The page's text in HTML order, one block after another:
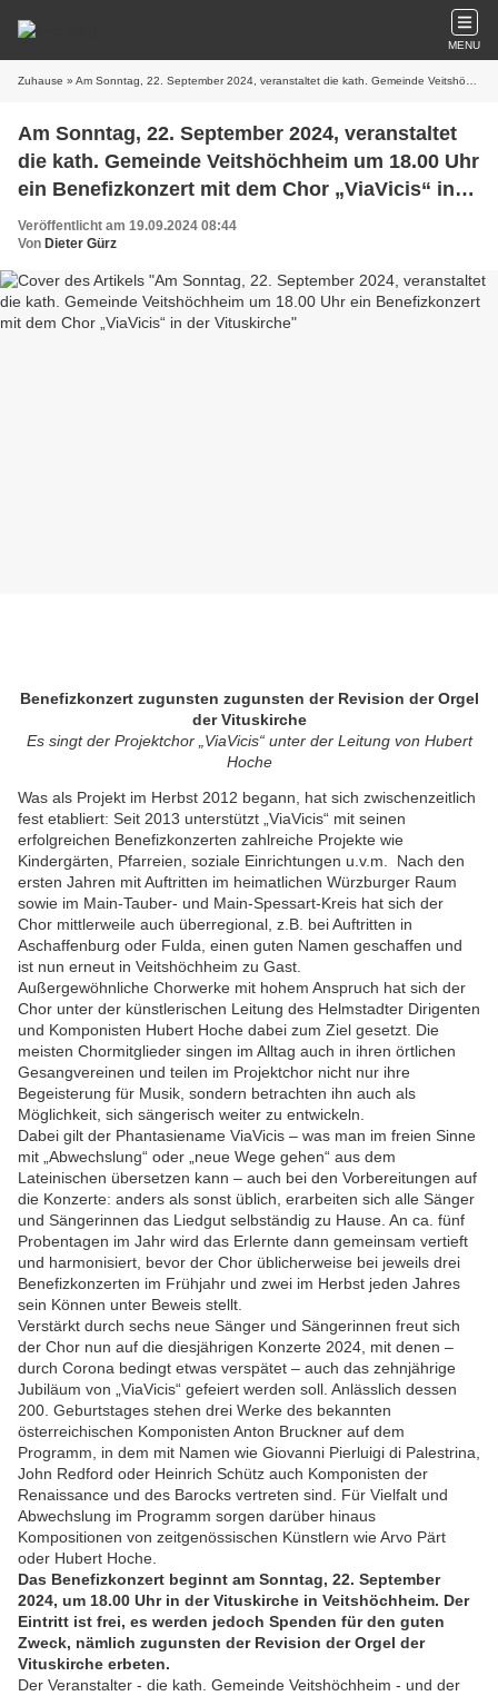
MENU
Zuhause » Am Sonntag, 22. September 2024, veranstaltet die kath. Gemeinde Veitshöchheim um 18.00 Uhr ein Benefizkonzert mit dem Chor „ViaVicis“ in der Vituskirche
Am Sonntag, 22. September 2024, veranstaltet
die kath. Gemeinde Veitshöchheim um 18.00 Uhr
ein Benefizkonzert mit dem Chor „ViaVicis“ in
der Vituskirche
Veröffentlicht am 19.09.2024 08:44
Von Dieter Gürz
Benefizkonzert zugunsten zugunsten der Revision der Orgel
der Vituskirche
Es singt der Projektchor „ViaVicis“ unter der Leitung von Hubert
Hoche
Was als Projekt im Herbst 2012 begann, hat sich zwischenzeitlich
fest etabliert: Seit 2013 unterstützt „ViaVicis“ mit seinen
erfolgreichen Benefizkonzerten zahlreiche Projekte wie
Kindergärten, Pfarreien, soziale Einrichtungen u.v.m. Nach den
ersten Jahren mit Auftritten im heimatlichen Würzburger Raum
sowie im Main-Tauber- und Main-Spessart-Kreis hat sich der
Chor mittlerweile auch überregional, z.B. bei Auftritten in
Aschaffenburg oder Fulda, einen guten Namen geschaffen und
ist nun erneut in Veitshöchheim zu Gast.
Außergewöhnliche Chorwerke mit hohem Anspruch hat sich der
Chor unter der künstlerischen Leitung des Helmstadter Dirigenten
und Komponisten Hubert Hoche dabei zum Ziel gesetzt. Die
meisten Chormitglieder singen im Alltag auch in ihren örtlichen
Gesangvereinen und teilen im Projektchor nicht nur ihre
Begeisterung für Musik, sondern betrachten ihn auch als
Möglichkeit, sich sängerisch weiter zu entwickeln.
Dabei gilt der Phantasiename ViaVicis – was man im freien Sinne
mit „Abwechslung“ oder „neue Wege gehen“ aus dem
Lateinischen übersetzen kann – auch bei den Vorbereitungen auf
die Konzerte: anders als sonst üblich, erarbeiten sich alle Sänger
und Sängerinnen das Liedgut selbständig zu Hause. An ca. fünf
Probentagen im Jahr wird das Erlernte dann gemeinsam vertieft
und harmonisiert, bevor der Chor üblicherweise bei jeweils drei
Benefizkonzerten im Frühjahr und zwei im Herbst jeden Jahres
sein Können unter Beweis stellt.
Verstärkt durch sechs neue Sänger und Sängerinnen freut sich
der Chor nun auf die diesjährigen Konzerte 2024, mit denen –
durch Corona bedingt etwas verspätet – auch das zehnjährige
Jubiläum von „ViaVicis“ gefeiert werden soll. Anlässlich dessen
200. Geburtstages stehen drei Werke des bekannten
österreichischen Komponisten Anton Bruckner auf dem
Programm, in dem mit Namen wie Giovanni Pierluigi di Palestrina,
John Redford oder Heinrich Schütz auch Komponisten der
Renaissance und des Barocks vertreten sind. Für Vielfalt und
Abwechslung im Programm sorgen darüber hinaus
Kompositionen von zeitgenössischen Künstlern wie Arvo Pärt
oder Hubert Hoche.
Das Benefizkonzert beginnt am Sonntag, 22. September
2024, um 18.00 Uhr in der Vituskirche in Veitshöchheim. Der
Eintritt ist frei, es werden jedoch Spenden für den guten
Zweck, nämlich zugunsten der Revision der Orgel der
Vituskirche erbeten.
Der Veranstalter - die kath. Gemeinde Veitshöchheim - und der